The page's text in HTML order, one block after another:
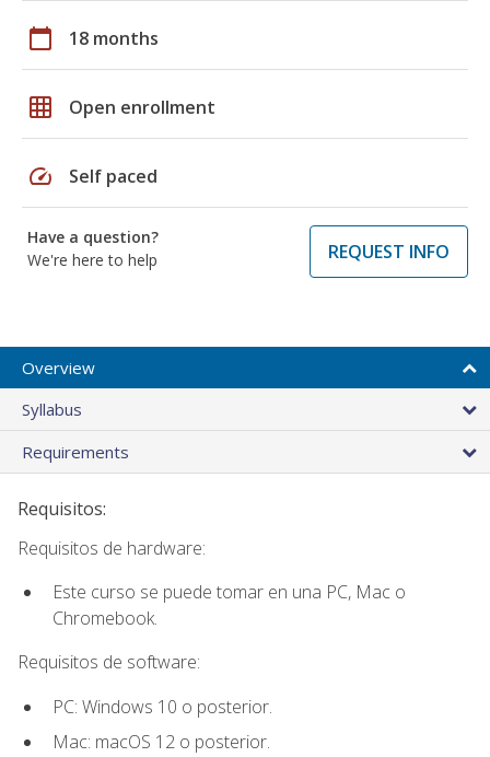
calendar_today 18 months
grid_on Open enrollment
speed Self paced
Have a question?
We're here to help
REQUEST INFO
Overview
Syllabus
Requirements
Requisitos:
Requisitos de hardware:
Este curso se puede tomar en una PC, Mac o
Chromebook.
Requisitos de software:
PC: Windows 10 o posterior.
Mac: macOS 12 o posterior.